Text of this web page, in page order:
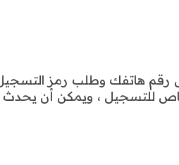
رقم هاتفك وطلب رمز
للتسجيل ، ويمكن أن